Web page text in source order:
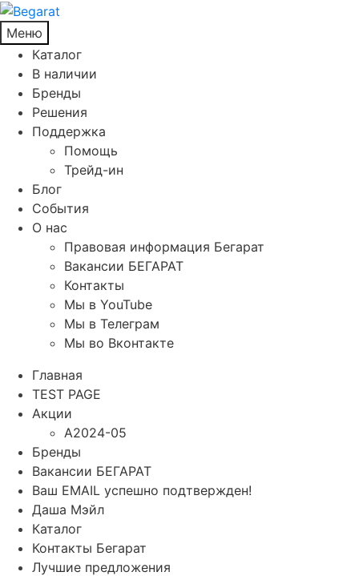
Меню
Каталог
В наличии
Бренды
Решения
Поддержка
Помощь
Трейд-ин
Блог
События
О нас
Правовая информация Бегарат
Вакансии БЕГАРАТ
Контакты
Мы в YouTube
Мы в Телеграм
Мы во Вконтакте
Главная
TEST PAGE
Акции
A2024-05
Бренды
Вакансии БЕГАРАТ
Ваш EMAIL успешно подтвержден!
Даша Мэйл
Каталог
Контакты Бегарат
Лучшие предложения